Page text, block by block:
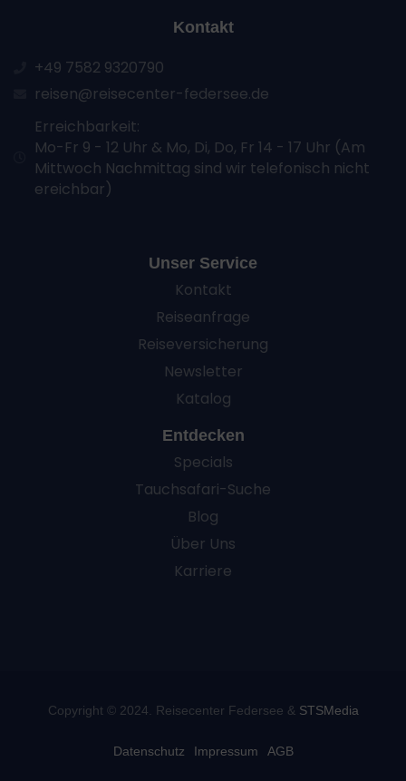
Kontakt
+49 7582 9320790
reisen@reisecenter-federsee.de
Erreichbarkeit:
Mo-Fr 9 - 12 Uhr & Mo, Di, Do, Fr 14 - 17 Uhr (Am
Mittwoch Nachmittag sind wir telefonisch nicht
ereichbar)
Unser Service
Kontakt
Reiseanfrage
Reiseversicherung
Newsletter
Katalog
Entdecken
Specials
Tauchsafari-Suche
Blog
Über Uns
Karriere
Copyright © 2024. Reisecenter Federsee & STSMedia
Datenschutz Impressum AGB